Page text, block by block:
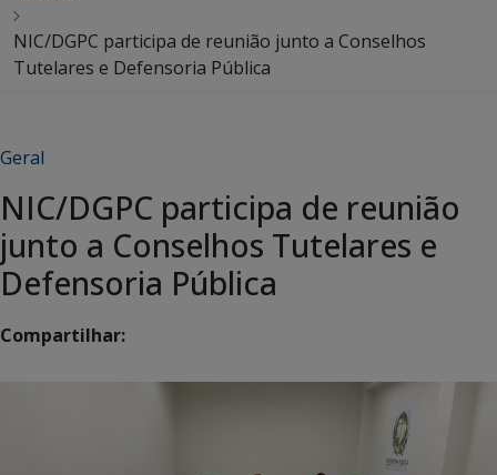
NIC/DGPC participa de reunião junto a Conselhos
Tutelares e Defensoria Pública
Geral
NIC/DGPC participa de reunião
junto a Conselhos Tutelares e
Defensoria Pública
Compartilhar: